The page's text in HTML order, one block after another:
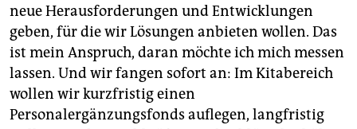
neue Herausforderungen und Entwicklungen
geben, für die wir Lösungen anbieten wollen. Das
ist mein Anspruch, daran möchte ich mich messen
lassen. Und wir fangen sofort an: Im Kitabereich
wollen wir kurzfristig einen
Personalergänzungsfonds auflegen, langfristig